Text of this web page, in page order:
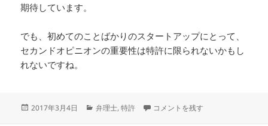
期待しています。
でも、初めてのことばかりのスタートアップにとって、
セカンドオピニオンの重要性は特許に限られないかもし
れないですね。
投
2017年3月4日
カ
弁理士,特許 セカンドオピニオンのすすめ に
コメントを残す